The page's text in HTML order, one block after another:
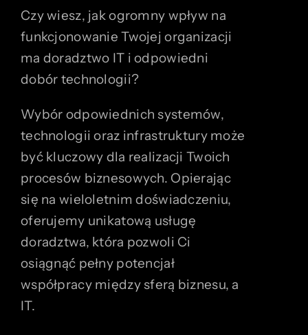
Czy wiesz, jak ogromny wpływ na
funkcjonowanie Twojej organizacji
ma doradztwo IT i odpowiedni
dobór technologii?
Wybór odpowiednich systemów,
technologii oraz infrastruktury może
być kluczowy dla realizacji Twoich
procesów biznesowych. Opierając
się na wieloletnim doświadczeniu,
oferujemy unikatową usługę
doradztwa, która pozwoli Ci
osiągnąć pełny potencjał
współpracy między sferą biznesu, a
IT.